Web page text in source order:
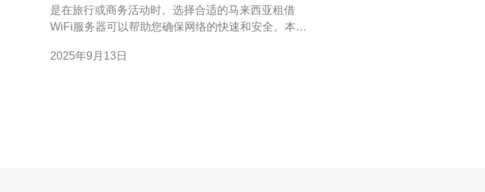
是在旅行或商务活动时。选择合适的马来西亚租借
WiFi服务器可以帮助您确保网络的快速和安全。本文
及如何根据需求选择最合适的方案。 如何评估马来西
2025年9月13日